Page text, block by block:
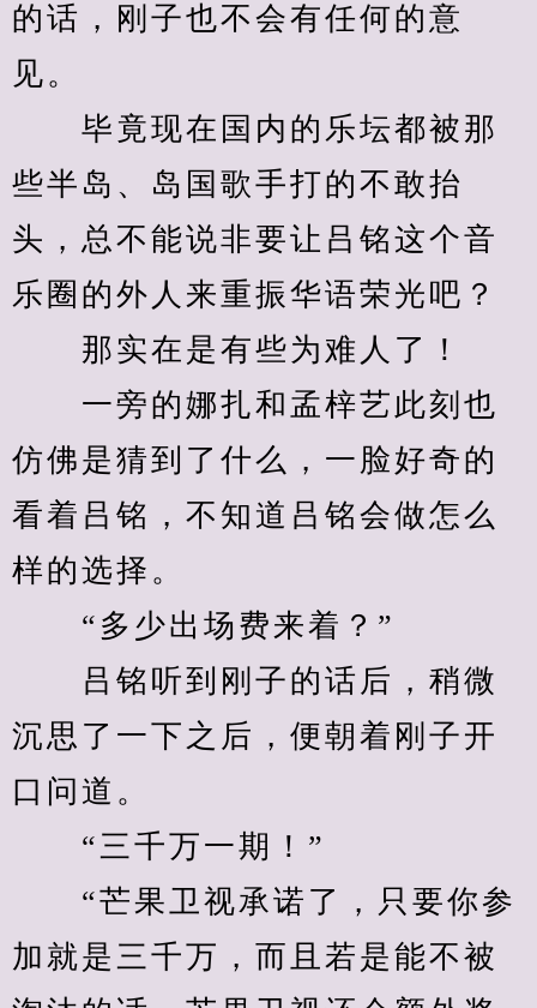
的话，刚子也不会有任何的意
见。
毕竟现在国内的乐坛都被那
些半岛、岛国歌手打的不敢抬
头，总不能说非要让吕铭这个音
乐圈的外人来重振华语荣光吧？
那实在是有些为难人了！
一旁的娜扎和孟梓艺此刻也
仿佛是猜到了什么，一脸好奇的
看着吕铭，不知道吕铭会做怎么
样的选择。
“多少出场费来着？”
吕铭听到刚子的话后，稍微
沉思了一下之后，便朝着刚子开
口问道。
“三千万一期！”
“芒果卫视承诺了，只要你参
加就是三千万，而且若是能不被